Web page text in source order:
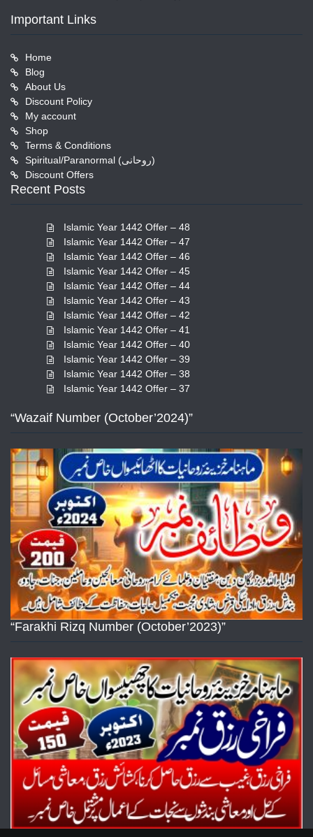
Important Links
Home
Blog
About Us
Discount Policy
My account
Shop
Terms & Conditions
Spiritual/Paranormal (روحانی)
Discount Offers
Recent Posts
Islamic Year 1442 Offer – 48
Islamic Year 1442 Offer – 47
Islamic Year 1442 Offer – 46
Islamic Year 1442 Offer – 45
Islamic Year 1442 Offer – 44
Islamic Year 1442 Offer – 43
Islamic Year 1442 Offer – 42
Islamic Year 1442 Offer – 41
Islamic Year 1442 Offer – 40
Islamic Year 1442 Offer – 39
Islamic Year 1442 Offer – 38
Islamic Year 1442 Offer – 37
“Wazaif Number (October’2024)”
“Farakhi Rizq Number (October’2023)”